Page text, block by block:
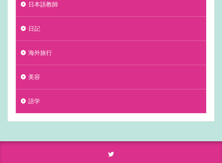
日本語教師
日記
海外旅行
美容
語学